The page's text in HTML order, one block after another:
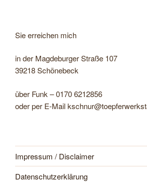
Sie erreichen mich
in der Magdeburger Straße 107
39218 Schönebeck
über Funk – 0170 6212856
oder per E-Mail
Impressum / Disclaimer
Datenschutzerklärung